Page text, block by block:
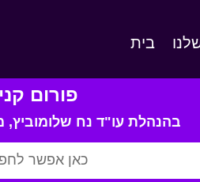
בית
פורום
בהנהלת עו"ד נח שלומוביץ,